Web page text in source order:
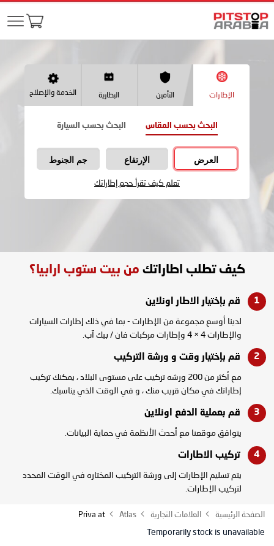
الإطارات التأمين البطارية الخدمة والإصلاح
البحث بحسب المقاس البحث بحسب السيارة
العرض الإرتفاع جم الجنوط
تعلم كيف تقرأ حجم إطاراتك
كيف تطلب اطاراتك من بيت ستوب ارابيا؟
قم بإختيار الاطار اونلاين
لدينا أوسع مجموعة من الإطارات - بما في ذلك إطارات السيارات
والإطارات 4 × 4 وإطارات مركبات فان / بيك آب.
قم بإختيار وقت و ورشة التركيب
مع أكثر من 200 ورشه تركيب على مستوى البلاد ، يمكنك تركيب
إطاراتك في مكان قريب منك ، و في الوقت الذي يناسبك.
قم بعملية الدفع اونلاين
يتوافق موقعنا مع أحدث الأنظمة في حماية البيانات.
تركيب الاطارات
يتم تسليم الإطارات إلى ورشة التركيب المختاره في الوقت المحدد
لتركيب الإطارات.
الصفحة الرئيسية العلامات التجارية Atlas
Priva at
Temporarily stock is unavailable